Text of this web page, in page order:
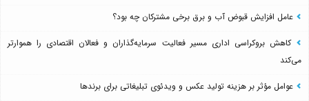
عامل افزایش قبوض آب و برق برخی مشترکان چه بود؟
کاهش بروکراسی اداری مسیر فعالیت سرمایه‌گذاران و فعالان اقتصادی را هموارتر
می‌کند
عوامل مؤثر بر هزینه تولید عکس و ویدئوی تبلیغاتی برای برندها